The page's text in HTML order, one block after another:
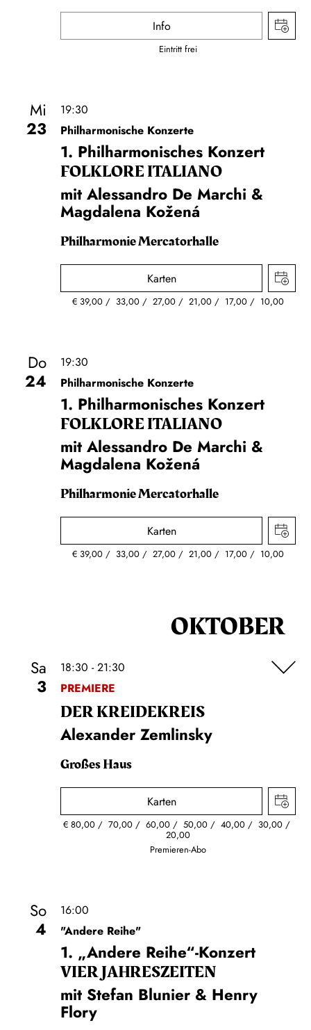
Info
Eintritt frei
Mi
23
19:30
Philharmonische Konzerte
1. Philharmonisches Konzert
FOLKLORE ITALIANO
mit Alessandro De Marchi &
Magdalena Kožená
Philharmonie Mercatorhalle
Karten
€ 39,00 33,00 27,00 21,00 17,00 10,00
Do
24
19:30
Philharmonische Konzerte
1. Philharmonisches Konzert
FOLKLORE ITALIANO
mit Alessandro De Marchi &
Magdalena Kožená
Philharmonie Mercatorhalle
Karten
€ 39,00 33,00 27,00 21,00 17,00 10,00
OKTOBER
Sa
3
18:30 - 21:30
PREMIERE
DER KREIDE­KREIS
Alexander Zemlinsky
Großes Haus
Karten
€80,00 70,00 60,00 50,00 40,00 30,00
20,00
Premieren-Abo
So
4
16:00
"Andere Reihe"
1. „Andere Reihe“-Konzert
VIER JAHRESZEITEN
mit Stefan Blunier & Henry
Flory